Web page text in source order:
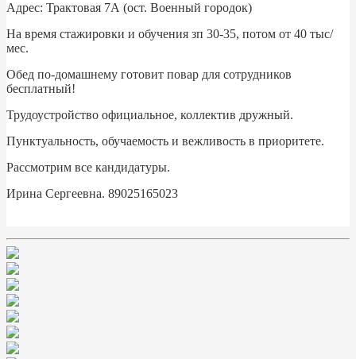
Адрес: Трактовая 7А (ост. Военный городок)
На время стажировки и обучения зп 30-35, потом от 40 тыс/
мес.
Обед по-домашнему готовит повар для сотрудников
бесплатный!
Трудоустройство официальное, коллектив дружный.
Пунктуальность, обучаемость и вежливость в приоритете.
Рассмотрим все кандидатуры.
Ирина Сергеевна. 89025165023